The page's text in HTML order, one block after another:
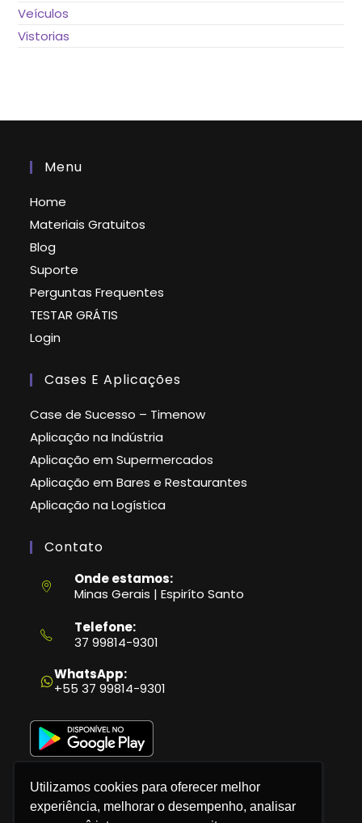
Utilizamos cookies para oferecer melhor
experiência, melhorar o desempenho, analisar
Veículos
Vistorias
Menu
Home
Materiais Gratuitos
Blog
Suporte
Perguntas Frequentes
TESTAR GRÁTIS
Login
Cases E Aplicações
Case de Sucesso – Timenow
Aplicação na Indústria
Aplicação em Supermercados
Aplicação em Bares e Restaurantes
Aplicação na Logística
Contato
Onde estamos:
Minas Gerais | Espiríto Santo
Telefone:
37 99814-9301
em
seu
aplicativo
WhatsApp:
+55 37 99814-9301